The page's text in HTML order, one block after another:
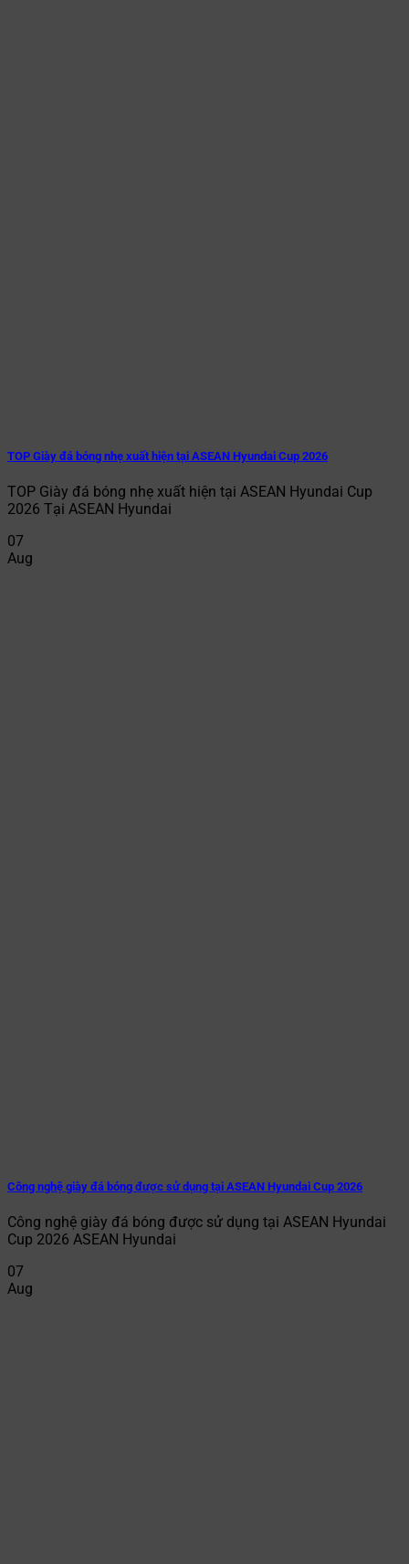
TOP Giày đá bóng nhẹ xuất hiện tại ASEAN Hyundai Cup 2026
TOP Giày đá bóng nhẹ xuất hiện tại ASEAN Hyundai Cup
2026 Tại ASEAN Hyundai
07
Aug
Công nghệ giày đá bóng được sử dụng tại ASEAN Hyundai Cup 2026
Công nghệ giày đá bóng được sử dụng tại ASEAN Hyundai
Cup 2026 ASEAN Hyundai
07
Aug